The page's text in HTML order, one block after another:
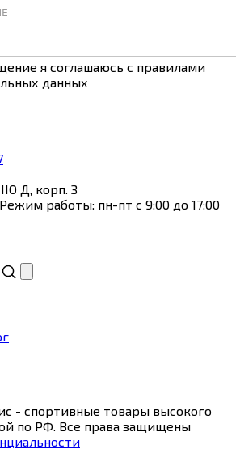
я соглашаюсь с правилами
данных
Д, корп. З
работы: пн-пт с 9:00 до 17:00
- спортивные товары высокого
по РФ. Все права защищены